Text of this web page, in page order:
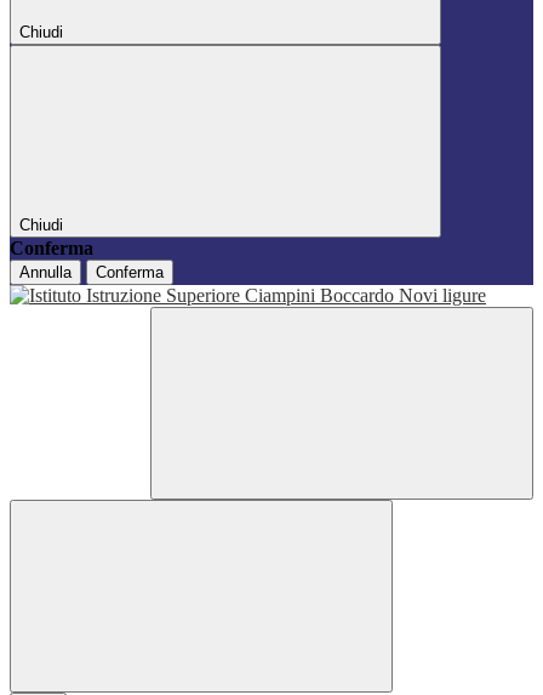
Chiudi
Chiudi
Conferma
Annulla Conferma